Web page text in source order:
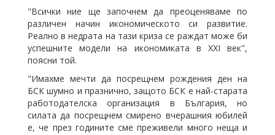
"Всички ние ще започнем да преоценяваме по
различен начин икономическото си развитие.
Реално в недрата на тази криза се раждат може би
успешните модели на икономиката в XXI век",
поясни той.
"Имахме мечти да посрещнем рождения ден на
БСК шумно и празнично, защото БСК е най-старата
работодателска организация в България, но
силата да посрещнем смирено вчерашния юбилей
е, че през годините сме преживели много неща и